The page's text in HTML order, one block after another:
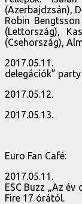
(Azerbajdzsán),
Robin
(Lettország),
(Csehország),
2017.05.11.
delegációk” party
2017.05.12.
2017.05.13.
Euro Fan Café:
2017.05.11.
ESC Buzz „Az
Fire 17 órától.